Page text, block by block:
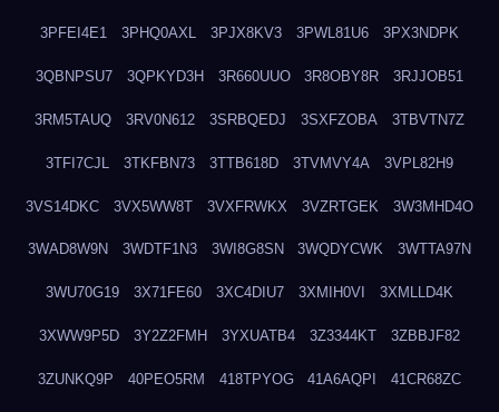
3PFEI4E1 3PHQ0AXL 3PJX8KV3 3PWL81U6 3PX3NDPK
3QBNPSU7 3QPKYD3H 3R660UUO 3R8OBY8R 3RJJOB51
3RM5TAUQ 3RV0N612 3SRBQEDJ 3SXFZOBA 3TBVTN7Z
3TFI7CJL 3TKFBN73 3TTB618D 3TVMVY4A 3VPL82H9
3VS14DKC 3VX5WW8T 3VXFRWKX 3VZRTGEK 3W3MHD4O
3WAD8W9N 3WDTF1N3 3WI8G8SN 3WQDYCWK 3WTTA97N
3WU70G19 3X71FE60 3XC4DIU7 3XMIH0VI 3XMLLD4K
3XWW9P5D 3Y2Z2FMH 3YXUATB4 3Z3344KT 3ZBBJF82
3ZUNKQ9P 40PEO5RM 418TPYOG 41A6AQPI 41CR68ZC